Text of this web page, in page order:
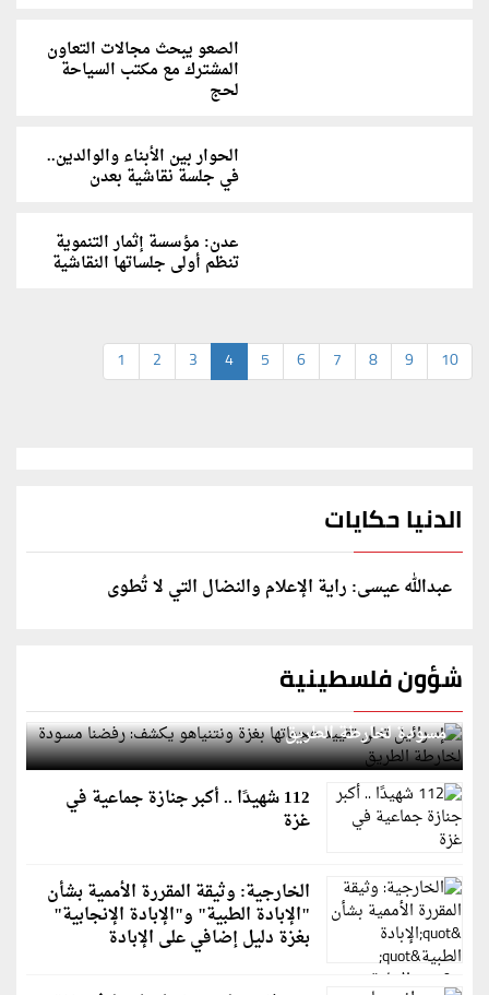
الصعو يبحث مجالات التعاون
المشترك مع مكتب السياحة
لحج
الحوار بين الأبناء والوالدين..
في جلسة نقاشية بعدن
عدن: مؤسسة إثمار التنموية
تنظم أولى جلساتها النقاشية
1 2 3 4 5 6 7 8 9 10
الدنيا حكايات
عبدالله عيسى: راية الإعلام والنضال التي لا تُطوى
شؤون فلسطينية
إسرائيل تعلن تقييد هجماتها بغزة ونتنياهو يكشف: رفضنا
مسودة لخارطة الطريق
112 شهيدًا .. أكبر جنازة جماعية في
غزة
الخارجية: وثيقة المقررة الأممية بشأن
"الإبادة الطبية" و"الإبادة الإنجابية"
بغزة دليل إضافي على الإبادة